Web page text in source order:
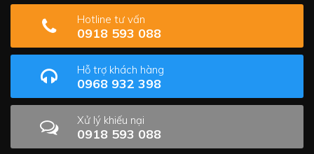
Hotline tư vấn
0918 593 088
Hỗ trợ khách hàng
0968 932 398
Xử lý khiếu nại
0918 593 088